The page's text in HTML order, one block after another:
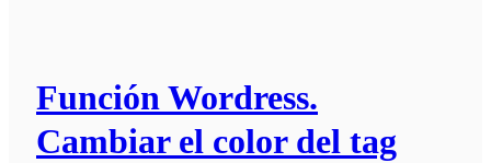
Función Wordress.
Cambiar el color del tag